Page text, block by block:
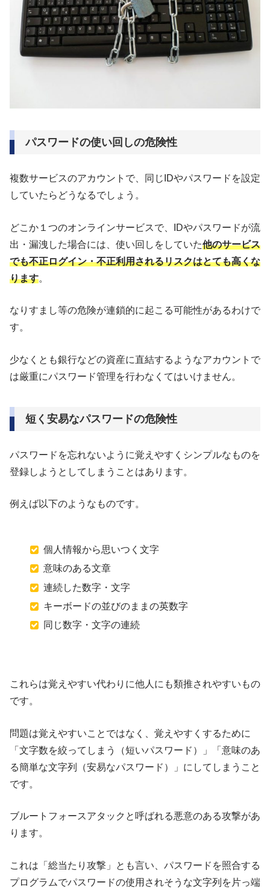
パスワードの使い回しの危険性
複数サービスのアカウントで、同じIDやパスワードを設定
していたらどうなるでしょう。
どこか１つのオンラインサービスで、IDやパスワードが流
出・漏洩した場合には、使い回しをしていた他のサービス
でも不正ログイン・不正利用されるリスクはとても高くな
ります。
なりすまし等の危険が連鎖的に起こる可能性があるわけで
す。
少なくとも銀行などの資産に直結するようなアカウントで
は厳重にパスワード管理を行わなくてはいけません。
短く安易なパスワードの危険性
パスワードを忘れないように覚えやすくシンプルなものを
登録しようとしてしまうことはあります。
例えば以下のようなものです。
個人情報から思いつく文字
意味のある文章
連続した数字・文字
キーボードの並びのままの英数字
同じ数字・文字の連続
これらは覚えやすい代わりに他人にも類推されやすいもの
です。
問題は覚えやすいことではなく、覚えやすくするために
「文字数を絞ってしまう（短いパスワード）」「意味のあ
る簡単な文字列（安易なパスワード）」にしてしまうこと
です。
ブルートフォースアタックと呼ばれる悪意のある攻撃があ
ります。
これは「総当たり攻撃」とも言い、パスワードを照合する
プログラムでパスワードの使用されそうな文字列を片っ端